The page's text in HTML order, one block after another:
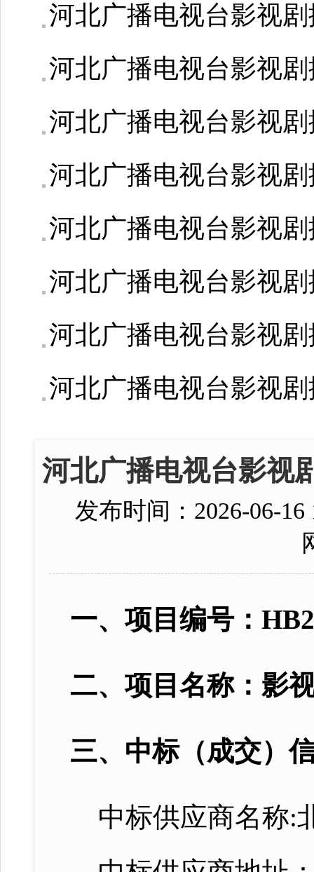
河北广播电视台影视
河北广播电视台影视
河北广播电视台影视
河北广播电视台影视
河北广播电视台影视
河北广播电视台影视
河北广播电视台影视
河北广播电视台影视